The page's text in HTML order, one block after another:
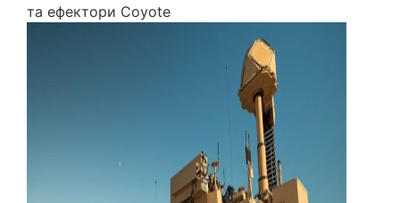
та ефектори Coyote